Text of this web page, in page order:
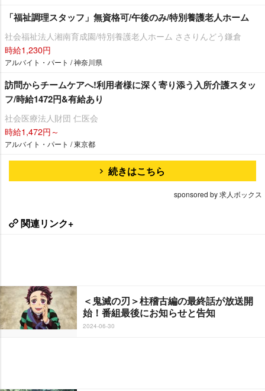
「福祉調理スタッフ」無資格可/午後のみ/特別養護老人ホーム
社会福祉法人湘南育成園/特別養護老人ホーム ささりんどう鎌倉
時給1,230円
アルバイト・パート / 神奈川県
訪問からチームケアへ!利用者様に深く寄り添う入所介護スタッ
フ/時給1472円&有給あり
社会医療法人財団 仁医会
時給1,472円～
アルバイト・パート / 東京都
続きはこちら
sponsored by 求人ボックス
関連リンク+
＜鬼滅の刃＞柱稽古編の最終話が放送開
始！番組最後にお知らせと告知
2024-06-30